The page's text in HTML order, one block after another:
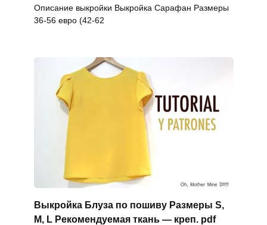
Описание выкройки Выкройка Сарафан Размеры
36-56 евро (42-62
Выкройка Блуза по пошиву Размеры S,
M, L Рекомендуемая ткань — креп. pdf